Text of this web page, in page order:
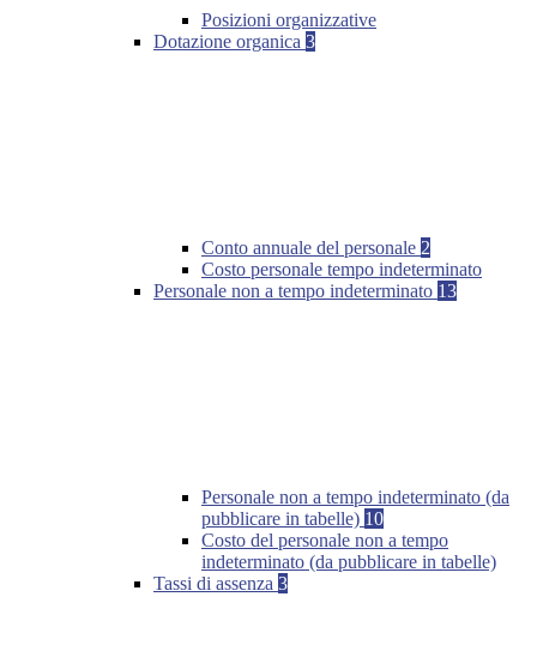
Posizioni organizzative
Dotazione organica 3
Conto annuale del personale 2
Costo personale tempo indeterminato
Personale non a tempo indeterminato 13
Personale non a tempo indeterminato (da
pubblicare in tabelle) 10
Costo del personale non a tempo
indeterminato (da pubblicare in tabelle)
Tassi di assenza 3